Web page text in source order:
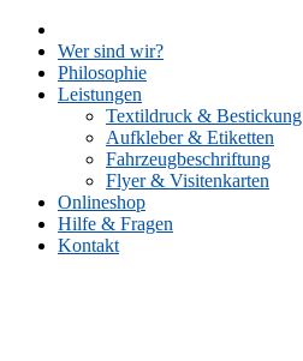
Skip
content
Wer sind wir?
Philosophie
Leistungen
Textildruck & Bestickung
Aufkleber & Etiketten
Fahrzeugbeschriftung
Flyer & Visitenkarten
Onlineshop
Hilfe & Fragen
Kontakt